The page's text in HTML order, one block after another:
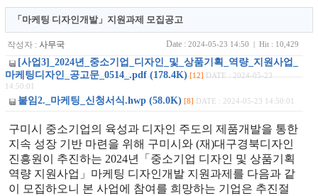
「마케팅 디자인개발」지원과제 모집공고
작성자 : 사무국 Date : 2024-05-23 14:50 | Hit : 10,429
[사업3]_2024년_중소기업_디자인_및_상품기획_역량_지원사업_
마케팅디자인_공고문_0514_.pdf (178.4K) [12] DATE : 2024-05-23
14:50:01
붙임2._마케팅_신청서식.hwp (58.0K) [8] DATE : 2024-05-23 14:50:01
구미시 중소기업의 육성과 디자인 주도의 제품개발을 통한
지속 성장 기반 마련을 위해 구미시와 (재)대구경북디자인
진흥원이 추진하는 2024년「중소기업 디자인 및 상품기획
역량 지원사업」마케팅 디자인개발 지원과제를 다음과 같
이 모집하오니 본 사업에 참여를 희망하는 기업은 추진절